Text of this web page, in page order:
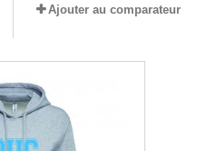
Ajouter au comparateur